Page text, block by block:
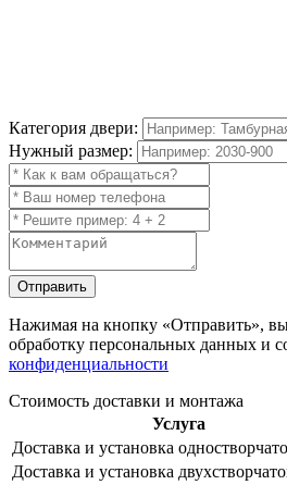
Категория двери:
Нужный размер:
Отправить
Нажимая на кнопку «Отправить»,
обработку персональных данных и
конфиденциальности
Стоимость доставки и монтажа
Услуга
Доставка и установка
Доставка и установка